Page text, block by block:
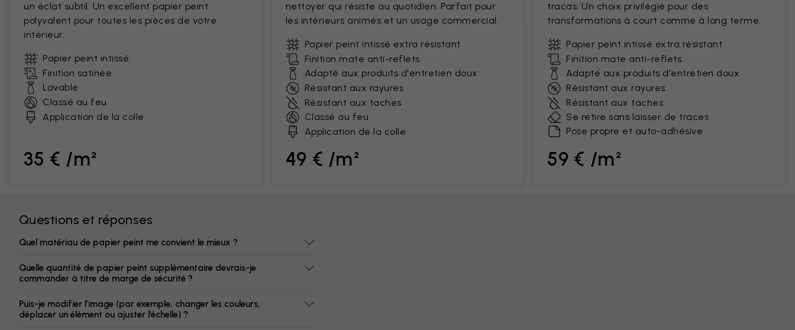
un éclat subtil. Un excellent papier peint
polyvalent pour toutes les pièces de votre
intérieur.
Papier peint intissé
Finition satinée
Lavable
Classé au feu
Application de la colle
35 € /m²
nettoyer qui résiste au quotidien. Parfait pour
les intérieurs animés et un usage commercial.
Papier peint intissé extra résistant
Finition mate anti-reflets
Adapté aux produits d'entretien doux
Résistant aux rayures
Résistant aux taches
Classé au feu
Application de la colle
49 € /m²
tracas. Un choix privilégié pour des
transformations à court comme à long terme.
Papier peint intissé extra résistant
Finition mate anti-reflets
Adapté aux produits d'entretien doux
Résistant aux rayures
Résistant aux taches
Se retire sans laisser de traces
Pose propre et auto-adhésive
59 € /m²
Questions et réponses
Quel matériau de papier peint me convient le mieux ?
Quelle quantité de papier peint supplémentaire devrais-je
commander à titre de marge de sécurité ?
Puis-je modifier l’image (par exemple, changer les couleurs,
déplacer un élément ou ajuster l’échelle) ?